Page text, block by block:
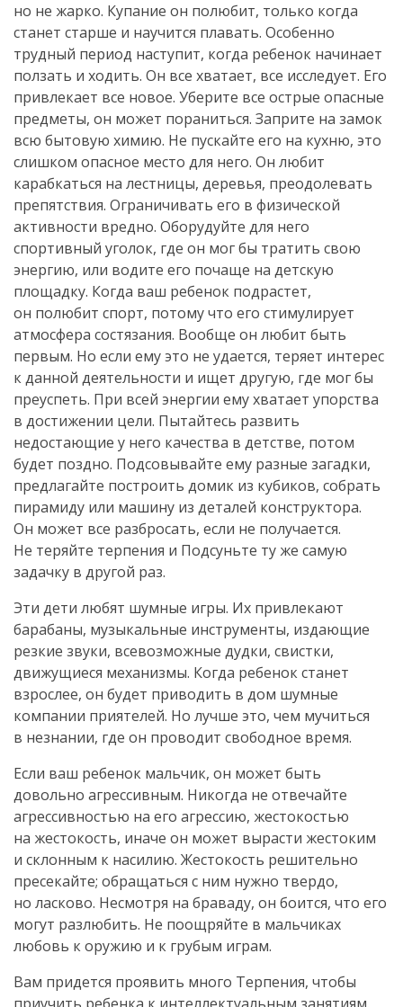
но не жарко. Купание он полюбит, только когда
станет старше и научится плавать. Особенно
трудный период наступит, когда ребенок начинает
ползать и ходить. Он все хватает, все исследует. Его
привлекает все новое. Уберите все острые опасные
предметы, он может пораниться. Заприте на замок
всю бытовую химию. Не пускайте его на кухню, это
слишком опасное место для него. Он любит
карабкаться на лестницы, деревья, преодолевать
препятствия. Ограничивать его в физической
активности вредно. Оборудуйте для него
спортивный уголок, где он мог бы тратить свою
энергию, или водите его почаще на детскую
площадку. Когда ваш ребенок подрастет,
он полюбит спорт, потому что его стимулирует
атмосфера состязания. Вообще он любит быть
первым. Но если ему это не удается, теряет интерес
к данной деятельности и ищет другую, где мог бы
преуспеть. При всей энергии ему хватает упорства
в достижении цели. Пытайтесь развить
недостающие у него качества в детстве, потом
будет поздно. Подсовывайте ему разные загадки,
предлагайте построить домик из кубиков, собрать
пирамиду или машину из деталей конструктора.
Он может все разбросать, если не получается.
Не теряйте терпения и Подсуньте ту же самую
задачку в другой раз.
Эти дети любят шумные игры. Их привлекают
барабаны, музыкальные инструменты, издающие
резкие звуки, всевозможные дудки, свистки,
движущиеся механизмы. Когда ребенок станет
взрослее, он будет приводить в дом шумные
компании приятелей. Но лучше это, чем мучиться
в незнании, где он проводит свободное время.
Если ваш ребенок мальчик, он может быть
довольно агрессивным. Никогда не отвечайте
агрессивностью на его агрессию, жестокостью
на жестокость, иначе он может вырасти жестоким
и склонным к насилию. Жестокость решительно
пресекайте; обращаться с ним нужно твердо,
но ласково. Несмотря на браваду, он боится, что его
могут разлюбить. Не поощряйте в мальчиках
любовь к оружию и к грубым играм.
Вам придется проявить много Терпения, чтобы